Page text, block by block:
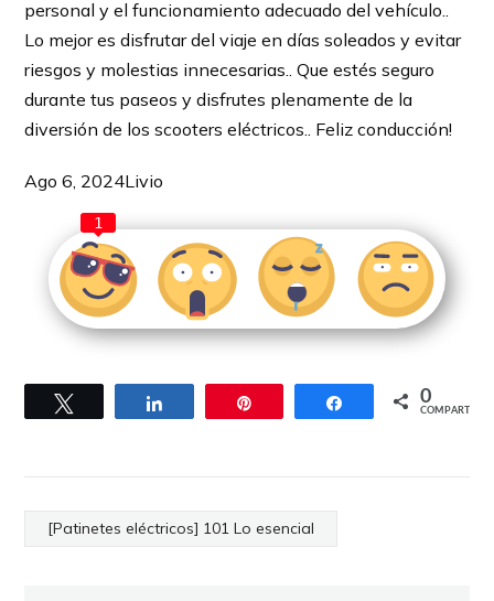
personal y el funcionamiento adecuado del vehículo..
Lo mejor es disfrutar del viaje en días soleados y evitar
riesgos y molestias innecesarias.. Que estés seguro
durante tus paseos y disfrutes plenamente de la
diversión de los scooters eléctricos.. Feliz conducción!
Ago 6, 2024Livio
1
Compartir Compartir0
COMPARTIR
[Patinetes eléctricos] 101 Lo esencial